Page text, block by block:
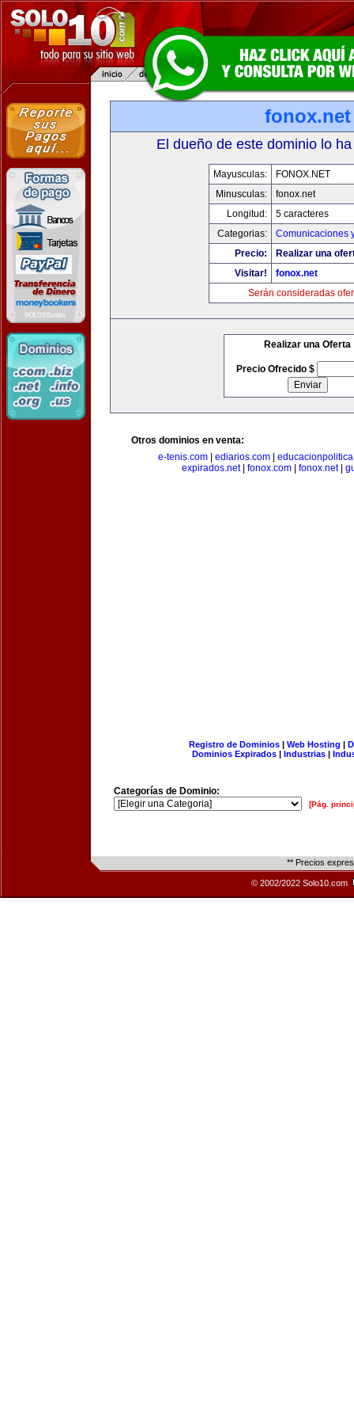
fonox.net
El dueño de este dominio lo
Mayusculas:
FONOX.NET
Minusculas:
fonox.net
Longitud:
5 caracteres
Categorias:
Comunicaciones
Precio:
Realizar una
Visitar!
fonox.net
Serán consideradas
Realizar una Oferta
Precio Ofrecido $
Otros dominios en venta:
e-tenis.com
ediarios.com
expirados.net| fonox.com fonox.net|
Registro de Dominios| Web Hosting |
Dominios Expirados | Industrias |
Categorías de Dominio:
[Pág.
** Precios
© 2002/2022 Solo10.com